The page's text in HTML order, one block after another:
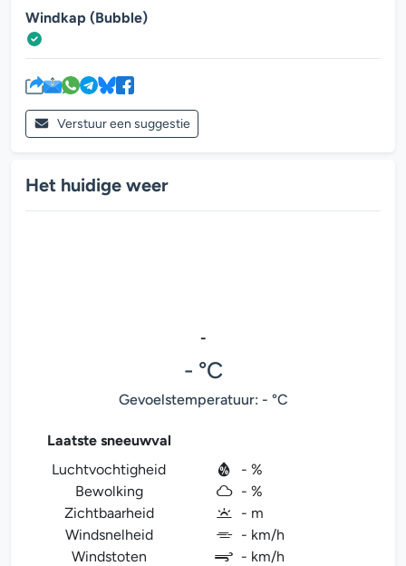
Windkap (Bubble)
Verstuur een suggestie
Het huidige weer
-
- °C
Gevoelstemperatuur: - °C
Laatste sneeuwval
Luchtvochtigheid
- %
Bewolking
- %
Zichtbaarheid
- m
Windsnelheid
- km/h
Windstoten
- km/h